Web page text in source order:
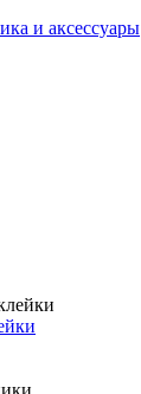
и аксессуары